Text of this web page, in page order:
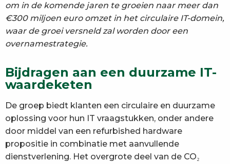
om in de komende jaren te groeien naar meer dan
€300 miljoen euro omzet in het circulaire IT-domein,
waar de groei versneld zal worden door een
overnamestrategie.
Bijdragen aan een duurzame IT-
waardeketen
De groep biedt klanten een circulaire en duurzame
oplossing voor hun IT vraagstukken, onder andere
door middel van een refurbished hardware
propositie in combinatie met aanvullende
dienstverlening. Het overgrote deel van de CO₂